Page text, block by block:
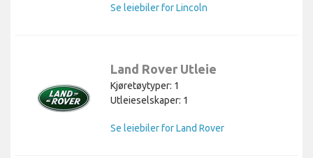
Se leiebiler for Lincoln
Land Rover Utleie
Kjøretøytyper: 1
Utleieselskaper: 1
Se leiebiler for Land Rover